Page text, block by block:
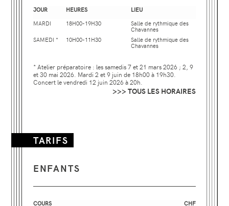
JOUR HEURES
LIEU
MARDI
18H00-19H30
Salle de rythmique des
Chavannes
SAMEDI *
10H00-11H30
Salle de rythmique des
Chavannes
* Atelier préparatoire : les samedis 7 et 21 mars 2026 ; 2, 9
et 30 mai 2026. Mardi 2 et 9 juin de 18h00 à 19h30.
Concert le vendredi 12 juin 2026 à 20h.
>>> TOUS LES HORAIRES
TARIFS
ENFANTS
COURS CHF